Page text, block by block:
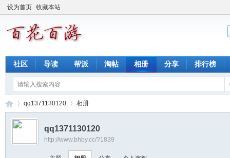
设为首页 收藏本站
社区 导读 帮派 淘帖 相册 分享 排行榜
›
qq1371130120 相册
qq1371130120
http://www.bhby.cc/?1839